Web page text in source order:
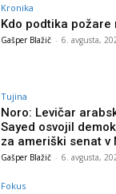
Kronika
Kdo podtika požare
Gašper Blažič - 6. avgusta,
Tujina
Noro: Levičar
Sayed osvojil
za ameriški senat v
Gašper Blažič - 6. avgusta,
Fokus